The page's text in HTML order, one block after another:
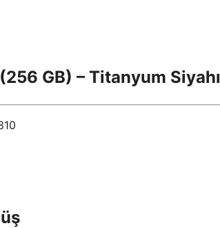
GB) – Titanyum Siyahı